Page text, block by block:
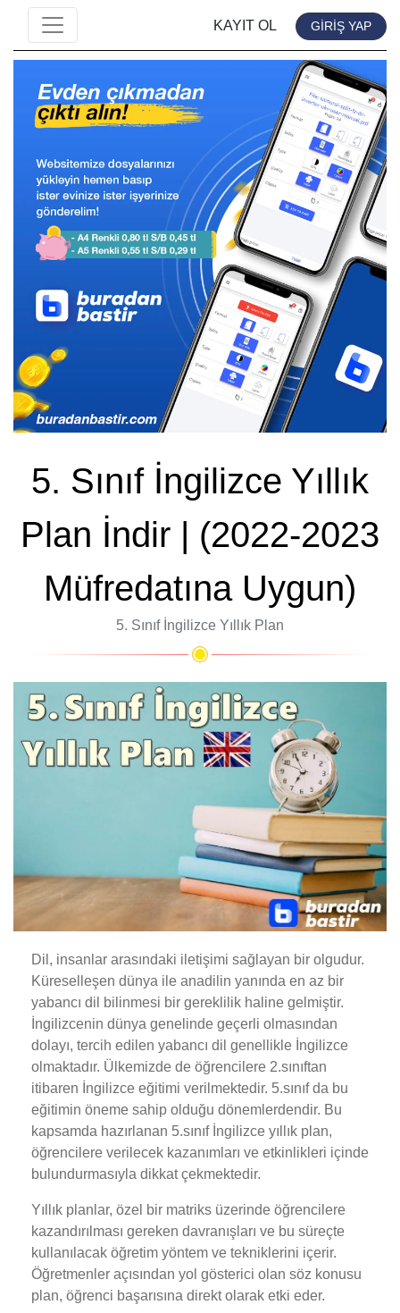
KAYIT OL GİRİŞ YAP
5. Sınıf İngilizce Yıllık
Plan İndir | (2022-2023
Müfredatına Uygun)
5. Sınıf İngilizce Yıllık Plan
Dil, insanlar arasındaki iletişimi sağlayan bir olgudur.
Küreselleşen dünya ile anadilin yanında en az bir
yabancı dil bilinmesi bir gereklilik haline gelmiştir.
İngilizcenin dünya genelinde geçerli olmasından
dolayı, tercih edilen yabancı dil genellikle İngilizce
olmaktadır. Ülkemizde de öğrencilere 2.sınıftan
itibaren İngilizce eğitimi verilmektedir. 5.sınıf da bu
eğitimin öneme sahip olduğu dönemlerdendir. Bu
kapsamda hazırlanan 5.sınıf İngilizce yıllık plan,
öğrencilere verilecek kazanımları ve etkinlikleri içinde
bulundurmasıyla dikkat çekmektedir.
Yıllık planlar, özel bir matriks üzerinde öğrencilere
kazandırılması gereken davranışları ve bu süreçte
kullanılacak öğretim yöntem ve tekniklerini içerir.
Öğretmenler açısından yol gösterici olan söz konusu
plan, öğrenci başarısına direkt olarak etki eder.